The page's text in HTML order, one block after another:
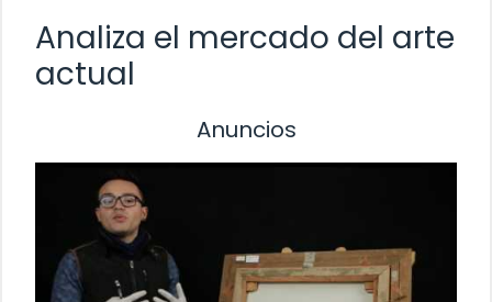
Analiza el mercado del arte
actual
Anuncios